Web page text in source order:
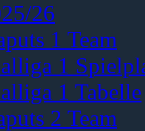
26
1 Team
1
1 Tabelle
2 Team